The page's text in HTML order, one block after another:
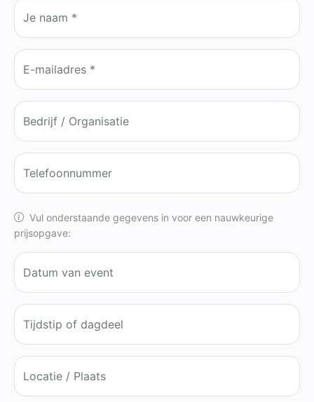
Je naam *
E-mailadres *
Bedrijf / Organisatie
Telefoonnummer
Vul onderstaande gegevens in voor een nauwkeurige
prijsopgave:
Datum van event
Tijdstip of dagdeel
Locatie / Plaats